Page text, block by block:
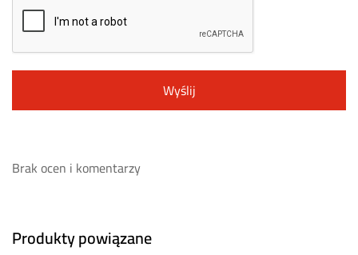
Brak ocen i komentarzy
Produkty powiązane